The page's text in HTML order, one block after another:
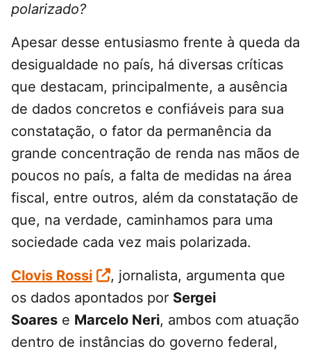
polarizado?
Apesar desse entusiasmo frente à queda da
desigualdade no país, há diversas críticas
que destacam, principalmente, a ausência
de dados concretos e confiáveis para sua
constatação, o fator da permanência da
grande concentração de renda nas mãos de
poucos no país, a falta de medidas na área
fiscal, entre outros, além da constatação de
que, na verdade, caminhamos para uma
sociedade cada vez mais polarizada.
Clovis Rossi
, jornalista, argumenta que
os dados apontados por Sergei
Soares e Marcelo Neri, ambos com atuação
dentro de instâncias do governo federal,